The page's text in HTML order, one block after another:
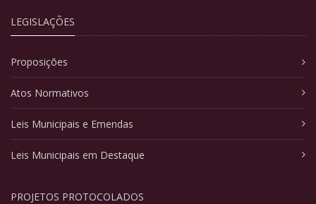
LEGISLAÇÕES
Proposições
Atos Normativos
Leis Municipais e Emendas
Leis Municipais em Destaque
PROJETOS PROTOCOLADOS